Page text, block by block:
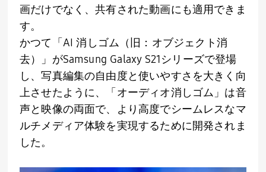
画だけでなく、共有された動画にも適用できま
す。
かつて「AI消しゴム（旧：オブジェクト消
去）」がSamsung Galaxy S21シリーズで登場
し、写真編集の自由度と使いやすさを大きく向
上させたように、「オーディオ消しゴム」は音
声と映像の両面で、より高度でシームレスなマ
ルチメディア体験を実現するために開発されま
した。